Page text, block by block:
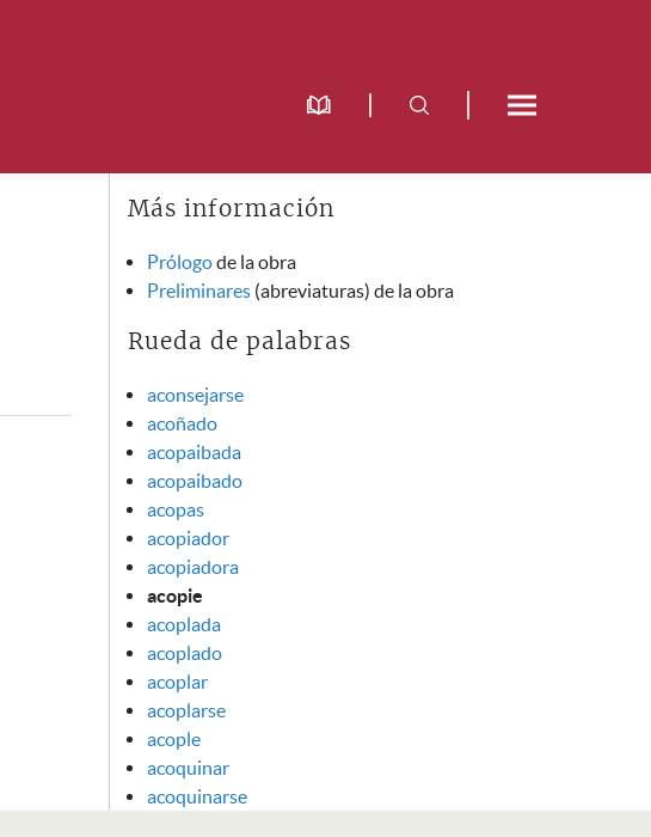
Más información
Prólogode la obra
Preliminares (abreviaturas) de la obra
Rueda de palabras
aconsejarse
acoñado
acopaibada
acopaibado
acopas
acopiador
acopiadora
acopie
acoplada
acoplado
acoplar
acoplarse
acople
acoquinar
acoquinarse